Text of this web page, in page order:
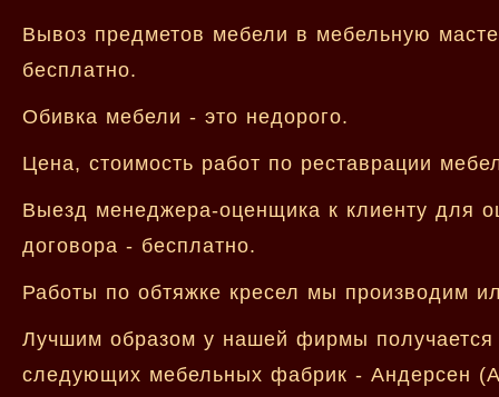
Вывоз предметов мебели в мебельную
бесплатно.
Обивка мебели - это недорого.
Цена, стоимость работ по реставрации
Выезд менеджера-оценщика к клиенту для
договора - бесплатно.
Работы по обтяжке кресел мы производим
Лучшим образом у нашей фирмы
следующих мебельных фабрик - Андерсен